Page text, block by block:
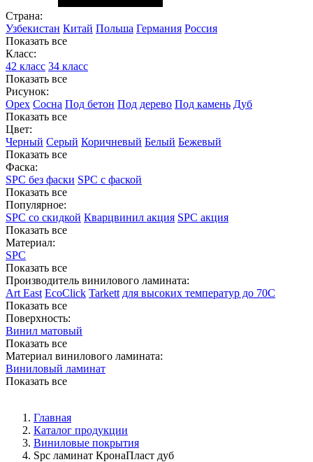
Страна:
Узбекистан Китай Польша Германия Россия
Показать все
Класс:
42 класс 34 класс
Показать все
Рисунок:
Орех Сосна Под бетон Под дерево Под камень Дуб
Показать все
Цвет:
Черный Серый Коричневый Белый Бежевый
Показать все
Фаска:
SPC без фаски SPC с фаской
Показать все
Популярное:
SPC со скидкой Кварцвинил акция SPC акция
Показать все
Материал:
SPC
Показать все
Производитель винилового ламината:
Art East EcoClick Tarkett для высоких температур до 70С
Показать все
Поверхность:
Винил матовый
Показать все
Материал винилового ламината:
Виниловый ламинат
Показать все
Главная
Каталог продукции
Виниловые покрытия
Spc ламинат КронаПласт дуб